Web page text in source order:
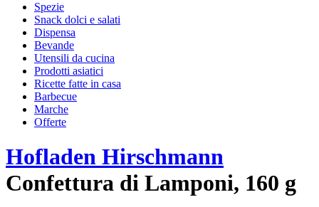
Spezie
Snack dolci e salati
Dispensa
Bevande
Utensili da cucina
Prodotti asiatici
Ricette fatte in casa
Barbecue
Marche
Offerte
Hofladen Hirschmann
Confettura di Lamponi, 160 g